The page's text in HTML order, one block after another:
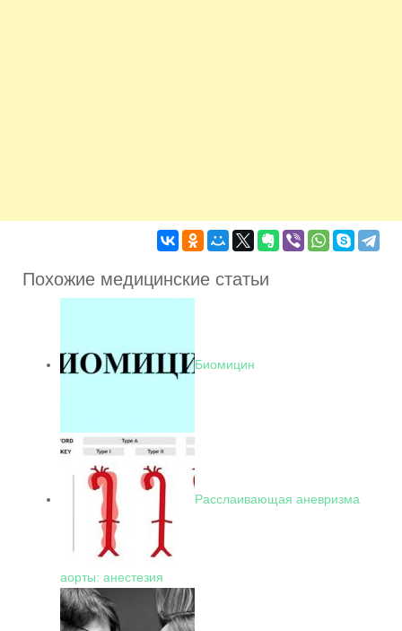
Похожие медицинские статьи
Биомицин
Расслаивающая аневризма
аорты: анестезия